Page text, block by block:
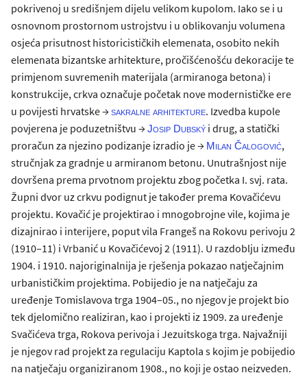
pokrivenoj u središnjem dijelu velikom kupolom. Iako se i u
osnovnom prostornom ustrojstvu i u oblikovanju volumena
osjeća prisutnost historicističkih elemenata, osobito nekih
elemenata bizantske arhitekture, pročišćenošću dekoracije te
primjenom suvremenih materijala (armiranoga betona) i
konstrukcije, crkva označuje početak nove modernističke ere
u povijesti hrvatske →sakralne arhitekture. Izvedba kupole
povjerena je poduzetništvu →Josip Dubský i drug, a statički
proračun za njezino podizanje izradio je → Milan Čalogović,
stručnjak za gradnje u armiranom betonu. Unutrašnjost nije
dovršena prema prvotnom projektu zbog početka I. svj. rata.
Župni dvor uz crkvu podignut je također prema Kovačićevu
projektu. Kovačić je projektirao i mnogobrojne vile, kojima je
dizajnirao i interijere, poput vila Frangeš na Rokovu perivoju 2
(1910–11) i Vrbanić u Kovačićevoj 2 (1911). U razdoblju između
1904. i 1910. najoriginalnija je rješenja pokazao natječajnim
urbanističkim projektima. Pobijedio je na natječaju za
uređenje Tomislavova trga 1904–05., no njegov je projekt bio
tek djelomično realiziran, kao i projekti iz 1909. za uređenje
Svačićeva trga, Rokova perivoja i Jezuitskoga trga. Najvažniji
je njegov rad projekt za regulaciju Kaptola s kojim je pobijedio
na natječaju organiziranom 1908., no koji je ostao neizveden.